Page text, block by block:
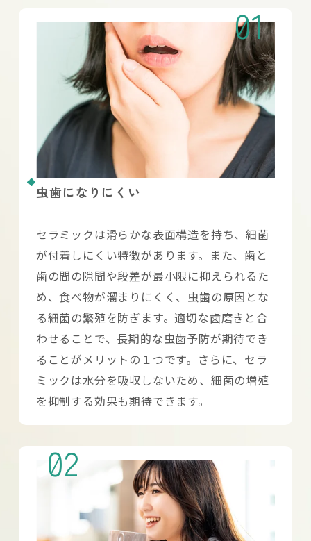
01
虫歯になりにくい
セラミックは滑らかな表面構造を持ち、細菌
が付着しにくい特徴があります。また、歯と
歯の間の隙間や段差が最小限に抑えられるた
め、食べ物が溜まりにくく、虫歯の原因とな
る細菌の繁殖を防ぎます。適切な歯磨きと合
わせることで、長期的な虫歯予防が期待でき
ることがメリットの１つです。さらに、セラ
ミックは水分を吸収しないため、細菌の増殖
を抑制する効果も期待できます。
02